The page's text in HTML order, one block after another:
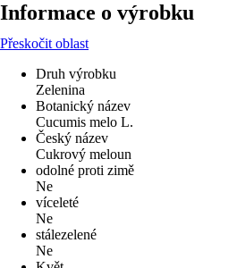
Informace o výrobku
Přeskočit oblast
Druh výrobku
Zelenina
Botanický název
Cucumis melo L.
Český název
Cukrový meloun
odolné proti zimě
Ne
víceleté
Ne
stálezelené
Ne